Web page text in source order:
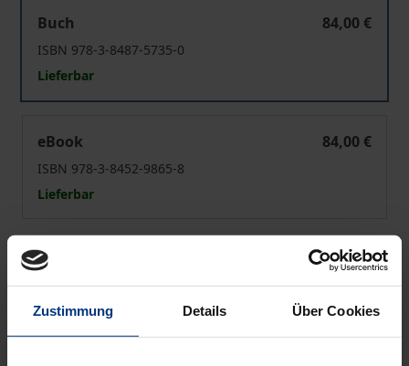
Zustimmung Details Über Cookies
Buch
84,00 €
ISBN 978-3-8487-5735-0
Lieferbar
eBook
84,00 €
ISBN 978-3-8452-9865-8
Lieferbar
Preisangaben inkl. MwSt. Abhängig von der Lieferadresse
kann die MwSt. an der Kasse variieren.